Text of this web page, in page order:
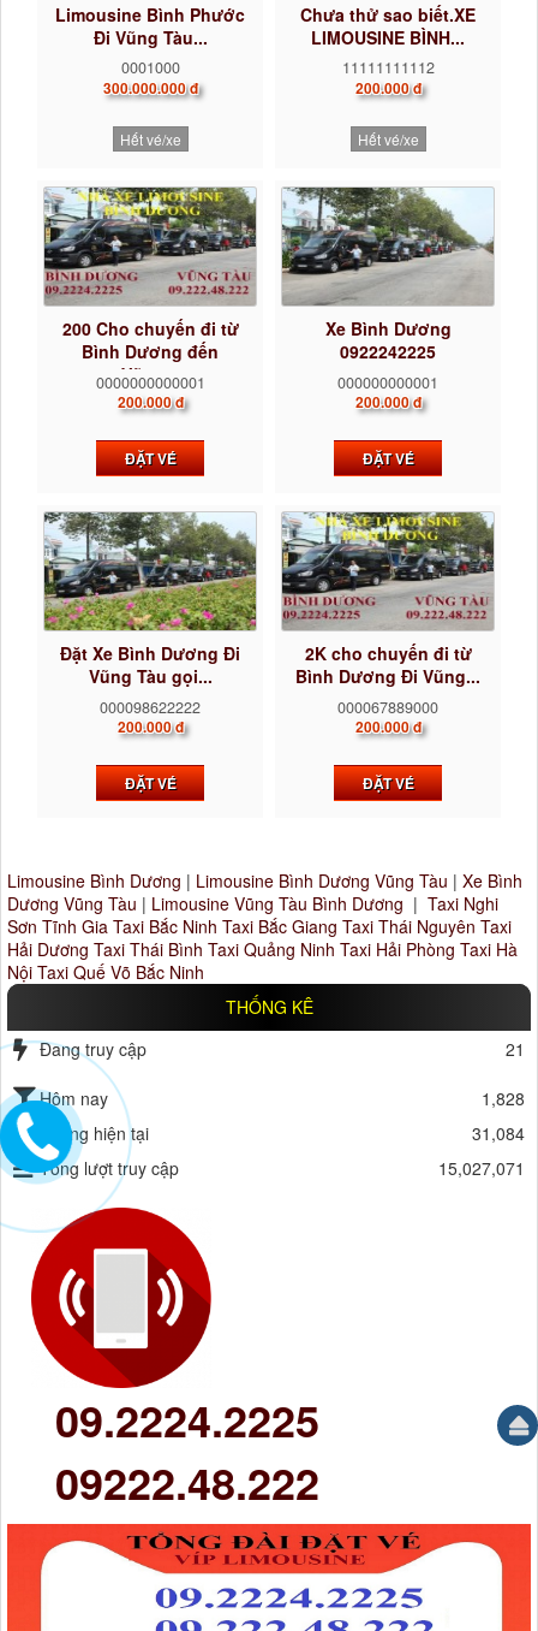
Limousine Bình Phước
Đi Vũng Tàu...
0001000
300.000.000 đ
Hết vé/xe
Chưa thử sao biết.XE
LIMOUSINE BÌNH...
11111111112
200.000 đ
Hết vé/xe
200 Cho chuyến đi từ
Bình Dương đến
Vũng...
0000000000001
200.000 đ
ĐẶT VÉ
Xe Bình Dương
0922242225
000000000001
200.000 đ
ĐẶT VÉ
Đặt Xe Bình Dương Đi
Vũng Tàu gọi...
000098622222
200.000 đ
ĐẶT VÉ
2K cho chuyến đi từ
Bình Dương Đi Vũng...
000067889000
200.000 đ
ĐẶT VÉ
Limousine Bình Dương | Limousine Bình Dương Vũng Tàu | Xe Bình
Dương Vũng Tàu | Limousine Vũng Tàu Bình Dương | Taxi Nghi
Sơn Tĩnh Gia Taxi Bắc Ninh Taxi Bắc Giang Taxi Thái Nguyên Taxi
Hải Dương Taxi Thái Bình Taxi Quảng Ninh Taxi Hải Phòng Taxi Hà
Nội Taxi Quế Võ Bắc Ninh
THỐNG KÊ
Đang truy cập
21
Hôm nay
1,828
Tháng hiện tại
31,084
Tổng lượt truy cập
15,027,071
09.2224.2225
09222.48.222